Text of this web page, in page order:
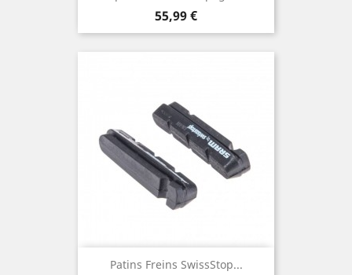
Prix
55,99 €
Patins Freins SwissStop...